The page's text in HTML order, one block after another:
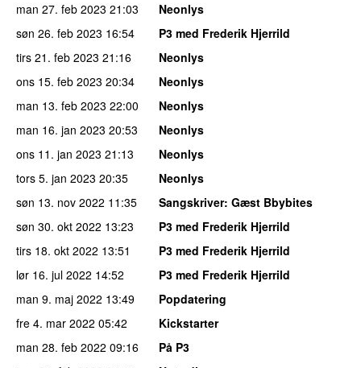
man 27. feb 2023 21:03
Neonlys
søn 26. feb 2023 16:54
P3 med Frederik Hjerrild
tirs 21. feb 2023 21:16
Neonlys
ons 15. feb 2023 20:34
Neonlys
man 13. feb 2023 22:00
Neonlys
man 16. jan 2023 20:53
Neonlys
ons 11. jan 2023 21:13
Neonlys
tors 5. jan 2023 20:35
Neonlys
søn 13. nov 2022 11:35 Sangskriver: Gæst Bbybites
søn 30. okt 2022 13:23
P3 med Frederik Hjerrild
tirs 18. okt 2022 13:51
P3 med Frederik Hjerrild
lør 16. jul 2022 14:52
P3 med Frederik Hjerrild
man 9. maj 2022 13:49
Popdatering
fre 4. mar 2022 05:42
Kickstarter
man 28. feb 2022 09:16
På P3